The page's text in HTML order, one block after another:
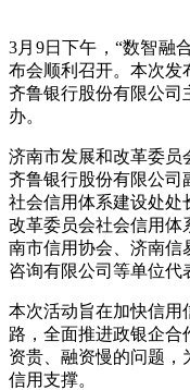
3月9日下午，“数智融
布会顺利召开。本次发
齐鲁银行股份有限公司
办。
济南市发展和改革委员
齐鲁银行股份有限公司
社会信用体系建设处处
改革委员会社会信用体
南市信用协会、济南信
咨询有限公司等单位代
本次活动旨在加快信用
路，全面推进政银企合
资贵、融资慢的问题，
信用支撑。